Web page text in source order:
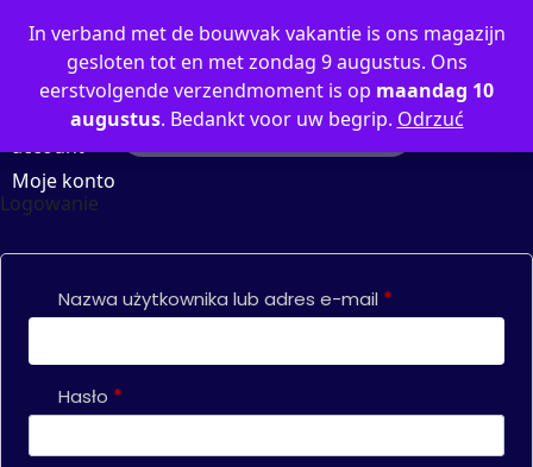
In verband met de bouwvak vakantie is ons magazijn
gesloten tot en met zondag 9 augustus. Ons
eerstvolgende verzendmoment is op maandag 10
augustus. Bedankt voor uw begrip. Odrzuć
account
Moje konto
Logowanie
Nazwa użytkownika lub adres e-mail *
Hasło *